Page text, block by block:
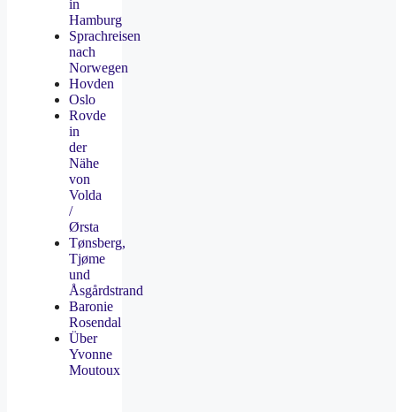
in
Hamburg
Sprachreisen
nach
Norwegen
Hovden
Oslo
Rovde
in
der
Nähe
von
Volda
/
Ørsta
Tønsberg,
Tjøme
und
Åsgårdstrand
Baronie
Rosendal
Über
Yvonne
Moutoux